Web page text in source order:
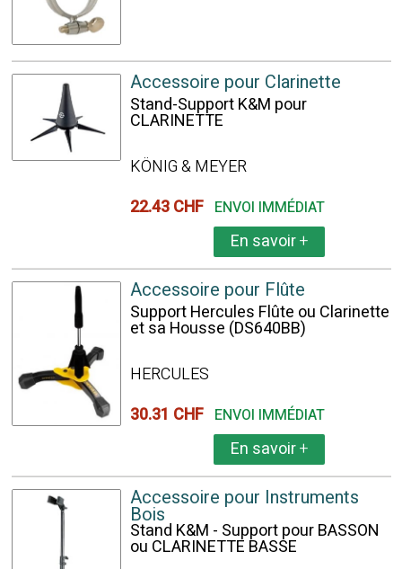
Accessoire pour Clarinette
Stand-Support K&M pour
CLARINETTE
KÖNIG & MEYER
22.43 CHF ENVOI IMMÉDIAT
En savoir+
Accessoire pour Flûte
Support Hercules Flûte ou Clarinette
et sa Housse (DS640BB)
HERCULES
30.31 CHF ENVOI IMMÉDIAT
En savoir+
Accessoire pour Instruments
Bois
Stand K&M - Support pour BASSON
ou CLARINETTE BASSE